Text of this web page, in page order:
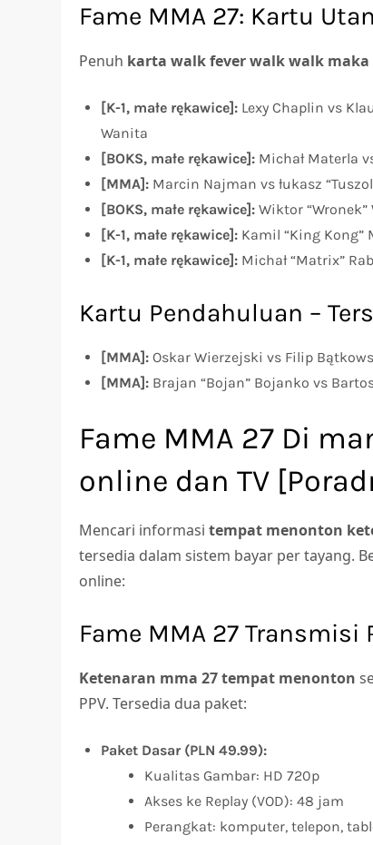
Fame MMA 27: Kartu
Penuh karta walk fever walk walk maka
[K-1, małe rękawice]: Lexy Chaplin vs
Wanita
[BOKS, małe rękawice]: Michał Materla
[MMA]: Marcin Najman vs łukasz
[BOKS, małe rękawice]: Wiktor
[K-1, małe rękawice]: Kamil “King Kong”
[K-1, małe rękawice]: Michał “Matrix”
Kartu Pendahuluan –
[MMA]: Oskar Wierzejski vs Filip
[MMA]: Brajan “Bojan” Bojanko vs
Fame MMA 27 Di
online dan TV
Mencari informasitempat menonton
tersedia dalam sistem bayar per tayang.
online:
Fame MMA 27 Transmisi
Ketenaran mma 27 tempat menonton
PPV. Tersedia dua paket:
Paket Dasar (PLN 49.99):
Kualitas Gambar: HD 720p
Akses ke Replay (VOD): 48 jam
Perangkat: komputer, telepon,